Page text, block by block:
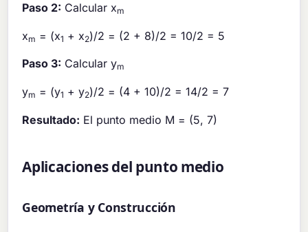
Paso 2: Calcular xm
xm = (x1 + x2)/2 = (2 + 8)/2 = 10/2 = 5
Paso 3: Calcular ym
ym = (y1 + y2)/2 = (4 + 10)/2 = 14/2 = 7
Resultado: El punto medio M = (5, 7)
Aplicaciones del punto medio
Geometría y Construcción